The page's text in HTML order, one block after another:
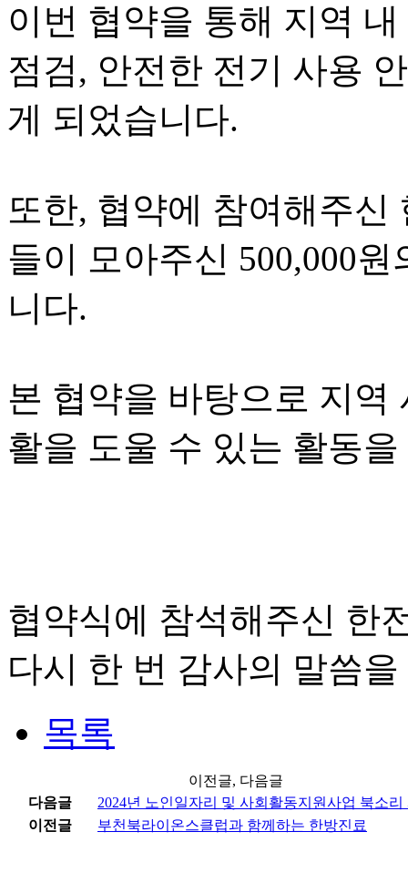
이번 협약을 통해 지역
점검, 안전한 전기 사용
게 되었습니다.
또한, 협약에 참여해주신
들이 모아주신 500,000
니다.
본 협약을 바탕으로 지역
활을 도울 수 있는 활동
협약식에 참석해주신 한
다시 한 번 감사의 말씀
목록
이전글, 다음글
다음글
2024년 노인일자리 및 사회활동지원사업 북소리
이전글
부천북라이온스클럽과 함께하는 한방진료